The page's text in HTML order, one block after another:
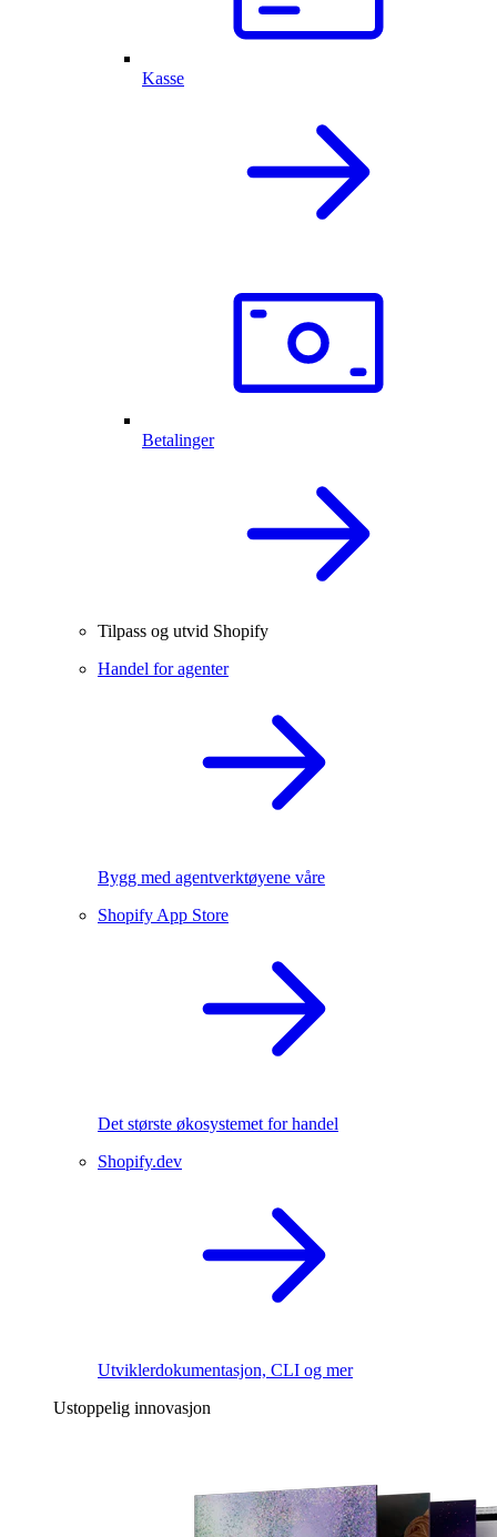
Kasse
Betalinger
Tilpass og utvid Shopify
Handel for agenter
Bygg med agentverktøyene våre
Shopify App Store
Det største økosystemet for handel
Shopify.dev
Utviklerdokumentasjon, CLI og mer
Ustoppelig innovasjon